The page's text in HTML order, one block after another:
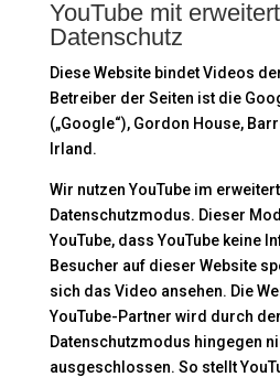
YouTube mit
Datenschutz
Diese Website bindet Videos
Betreiber der Seiten ist die
(„Google“), Gordon House,
Irland.
Wir nutzen YouTube im
Datenschutzmodus. Dieser
YouTube, dass YouTube keine
Besucher auf dieser Website
sich das Video ansehen. Die
YouTube-Partner wird durch
Datenschutzmodus hingegen
ausgeschlossen. So stellt